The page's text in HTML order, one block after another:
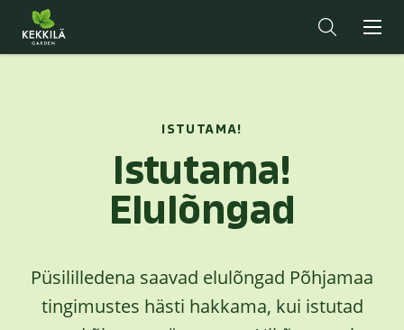
ISTUTAMA!
Istutama!
Elulõngad
Püsililledena saavad elulõngad Põhjamaa
tingimustes hästi hakkama, kui istutad